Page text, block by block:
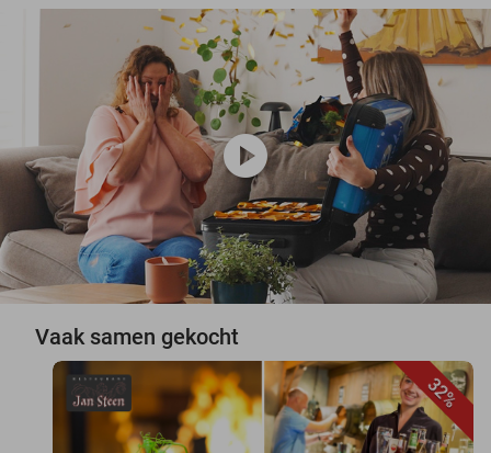
play_circle
Vaak samen gekocht
32%